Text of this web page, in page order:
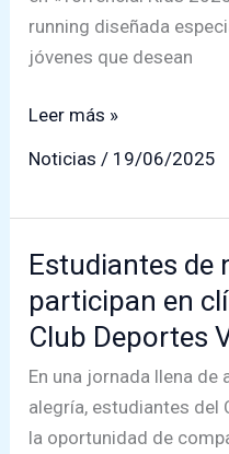
para
la
campaña
running diseñada
jóvenes que desean
Estudiantes
Brillan
en
Torrencial
2025
Leer más »
Noticias / 19/06/2025
Estudiantes de
participan en
Club Deportes
En una jornada llena
alegría, estudiantes del
la oportunidad de